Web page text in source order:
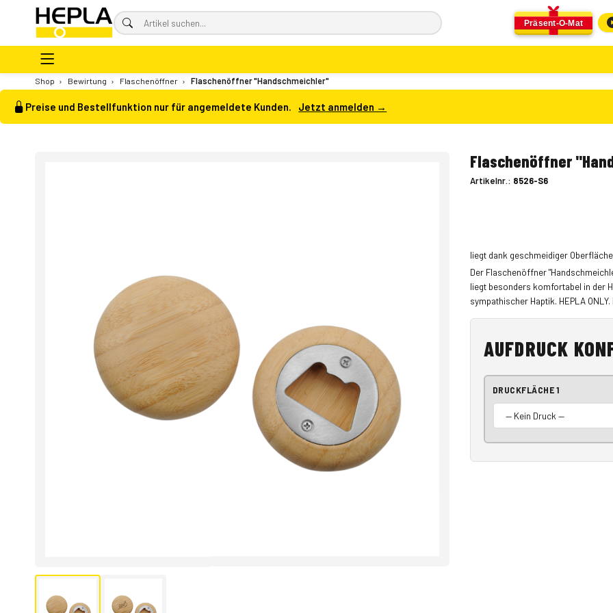
Präsent-O-Mat
Shop › Bewirtung › Flaschenöffner › Flaschenöffner "Handschmeichler"
Preise und Bestellfunktion nur für angemeldete Kunden. Jetzt anmelden →
Flaschenöffner
Artikelnr.: 8526-S6
liegt dank geschmeidiger Oberfläche
Der Flaschenöffner
liegt besonders komfortabel in der
sympathischer Haptik. HEPLA ONLY.
AUFDRUCK
DRUCKFLÄCHE 1